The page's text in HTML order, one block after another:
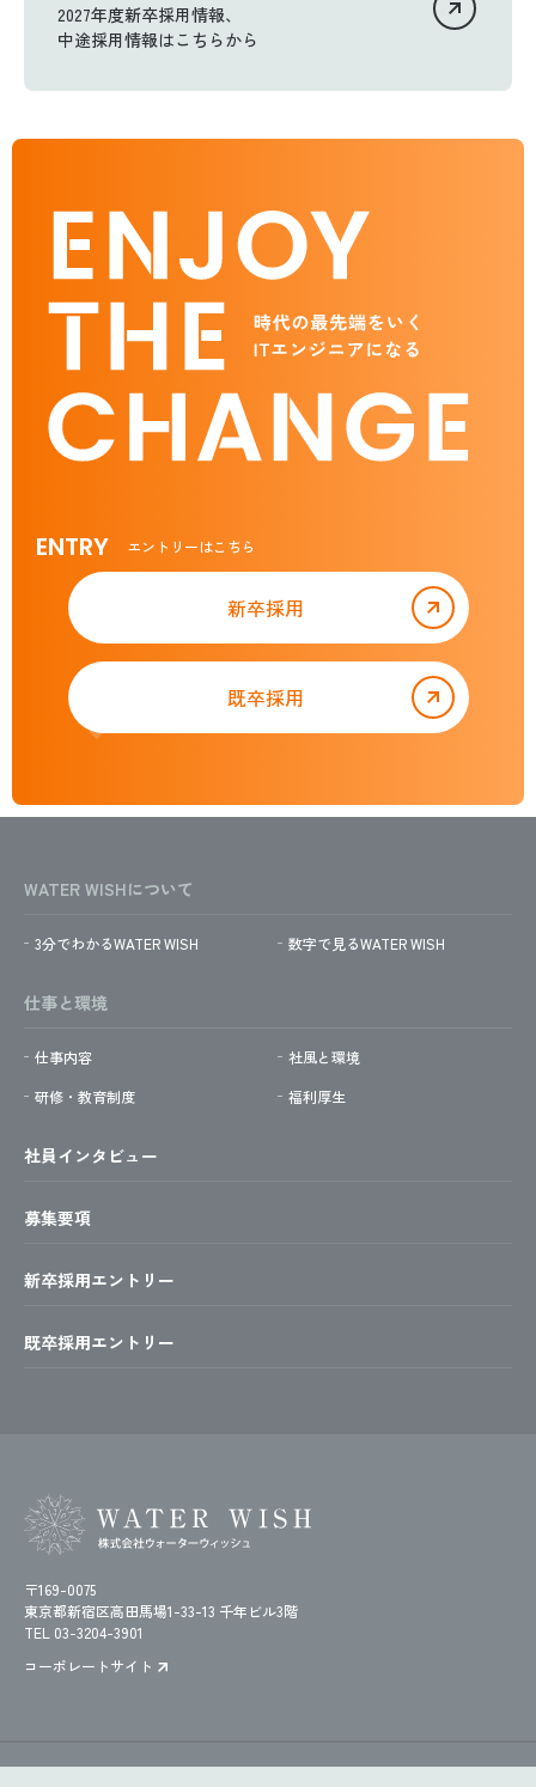
2027年度新卒採用情報、
中途採用情報はこちらから
ENTRY エントリーはこちら
新卒採用
既卒採用
WATER WISHについて
3分でわかるWATER WISH 数字で見るWATER WISH
仕事と環境
仕事内容
社風と環境
研修・教育制度
福利厚生
社員インタビュー
募集要項
新卒採用エントリー
既卒採用エントリー
〒169-0075
東京都新宿区高田馬場1-33-13 千年ビル3階
TEL 03-3204-3901
コーポレートサイト